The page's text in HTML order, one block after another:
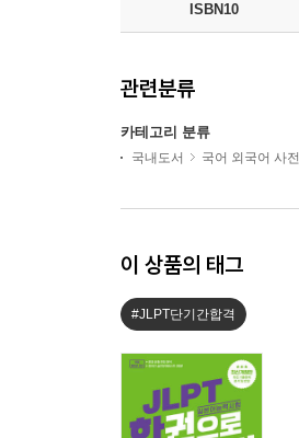
ISBN10
관련분류
카테고리 분류
국내도서 국어 외국어 사전
이 상품의 태그
#JLPT단기간합격